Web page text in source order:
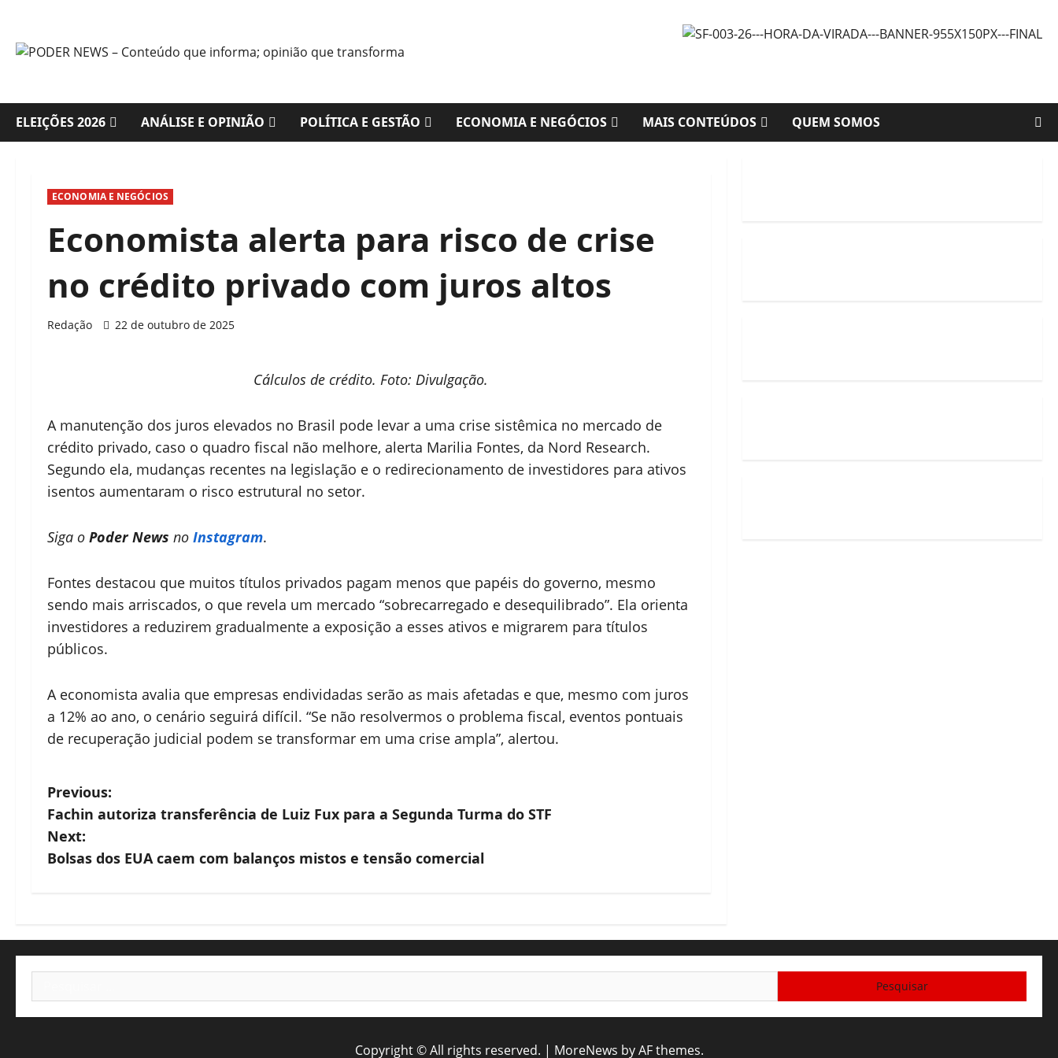
content
ELEIÇÕES 2026 ANÁLISE E OPINIÃO POLÍTICA E GESTÃO ECONOMIA E NEGÓCIOS MAIS CONTEÚDOS QUEM SOMOS
ECONOMIA E NEGÓCIOS
Economista alerta para risco de crise
no crédito privado com juros altos
Redação 22 de outubro de 2025
Cálculos de crédito. Foto: Divulgação.
A manutenção dos juros elevados no Brasil pode levar a uma crise sistêmica no mercado de
crédito privado, caso o quadro fiscal não melhore, alerta Marilia Fontes, da Nord Research.
Segundo ela, mudanças recentes na legislação e o redirecionamento de investidores para ativos
isentos aumentaram o risco estrutural no setor.
Siga o Poder News no Instagram.
Fontes destacou que muitos títulos privados pagam menos que papéis do governo, mesmo
sendo mais arriscados, o que revela um mercado “sobrecarregado e desequilibrado”. Ela orienta
investidores a reduzirem gradualmente a exposição a esses ativos e migrarem para títulos
públicos.
A economista avalia que empresas endividadas serão as mais afetadas e que, mesmo com juros
a 12% ao ano, o cenário seguirá difícil. “Se não resolvermos o problema fiscal, eventos pontuais
de recuperação judicial podem se transformar em uma crise ampla”, alertou.
P
o
s
a
v
i
Previous:
Fachin autoriza transferência de Luiz Fux para a Segunda Turma do STF
Next:
Bolsas dos EUA caem com balanços mistos e tensão comercial
por:
Copyright © All rights reserved. | MoreNews by AF themes.